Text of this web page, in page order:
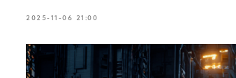
2025-11-06 21:00